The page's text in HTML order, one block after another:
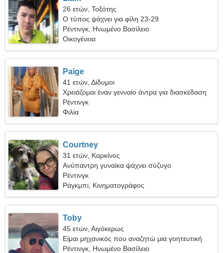
26 ετών, Τοξότης
Ο τύπος ψάχνει για φίλη 23-29
Ρέντινγκ, Ηνωμένο Βασίλειο
Οικογένεια
Paige
41 ετών, Δίδυμοι
Χρειάζομαι έναν γενναίο άντρα για διασκέδαση
Ρέντινγκ
Φιλία
Courtney
31 ετών, Καρκίνος
Ανύπαντρη γυναίκα ψάχνει σύζυγο
Ρέντινγκ
Ράγκμπι, Κινηματογράφος
Toby
45 ετών, Αιγόκερως
Είμαι μηχανικός που αναζητώ μια γοητευτική
γυναίκα
Ρέντινγκ, Ηνωμένο Βασίλειο